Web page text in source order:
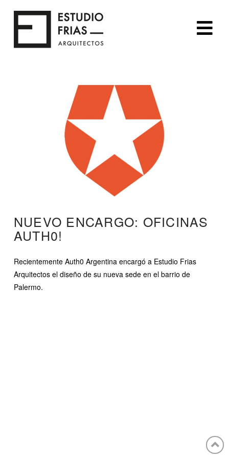
NUEVO ENCARGO: OFICINAS
AUTH0!
Recientemente Auth0 Argentina encargó a Estudio Frias
Arquitectos el diseño de su nueva sede en el barrio de
Palermo.